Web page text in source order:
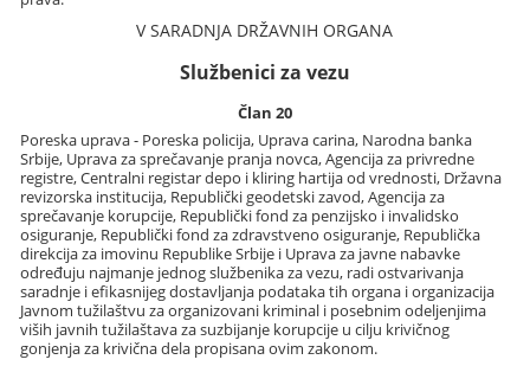
VSARADNJA DRŽAVNIH ORGANA
Službenici za vezu
Član 20
Poreska uprava - Poreska policija, Uprava carina, Narodna banka
Srbije, Uprava za sprečavanje pranja novca, Agencija za privredne
registre, Centralni registar depo i kliring hartija od vrednosti, Državna
revizorska institucija, Republički geodetski zavod, Agencija za
sprečavanje korupcije, Republički fond za penzijsko i invalidsko
osiguranje, Republički fond za zdravstveno osiguranje, Republička
direkcija za imovinu Republike Srbije i Uprava za javne nabavke
određuju najmanje jednog službenika za vezu, radi ostvarivanja
saradnje i efikasnijeg dostavljanja podataka tih organa i organizacija
Javnom tužilaštvu za organizovani kriminal i posebnim odeljenjima
viših javnih tužilaštava za suzbijanje korupcije u cilju krivičnog
gonjenja za krivična dela propisana ovim zakonom.